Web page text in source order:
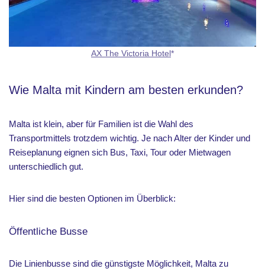
AX The Victoria Hotel *
Wie Malta mit Kindern am besten erkunden?
Malta ist klein, aber für Familien ist die Wahl des
Transportmittels trotzdem wichtig. Je nach Alter der Kinder und
Reiseplanung eignen sich Bus, Taxi, Tour oder Mietwagen
unterschiedlich gut.
Hier sind die besten Optionen im Überblick:
Öffentliche Busse
Die Linienbusse sind die günstigste Möglichkeit, Malta zu